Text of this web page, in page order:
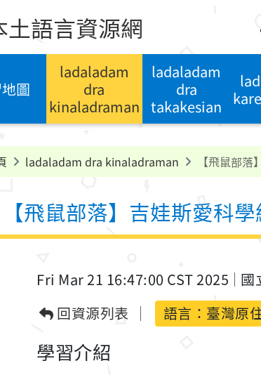
土語言資源網
圖
ladaladam
dra
kinaladraman
ladaladam
dra
takakesian
ladaladam dra kinaladraman 【飛鼠部
【飛鼠部落】吉娃斯愛科
Fri Mar 21 16:47:00 CST 2025
國
回資源列表
語言： 臺灣原
學習介紹